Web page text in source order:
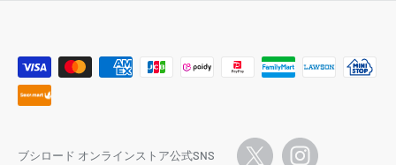
ブシロード オンラインストア公式SNS